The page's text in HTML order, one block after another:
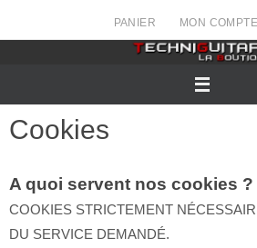
vers
PANIER MON COMPTE
Cookies
A quoi servent nos cookies ?
COOKIES STRICTEMENT
DU SERVICE DEMANDÉ.